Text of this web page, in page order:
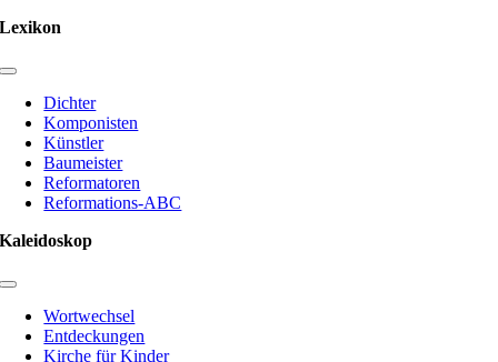
Lexikon
Toggle
Navigation
Dichter
Komponisten
Künstler
Baumeister
Reformatoren
Reformations-ABC
Kaleidoskop
Toggle
NavigationWortwechsel
Entdeckungen
Kirche für Kinder